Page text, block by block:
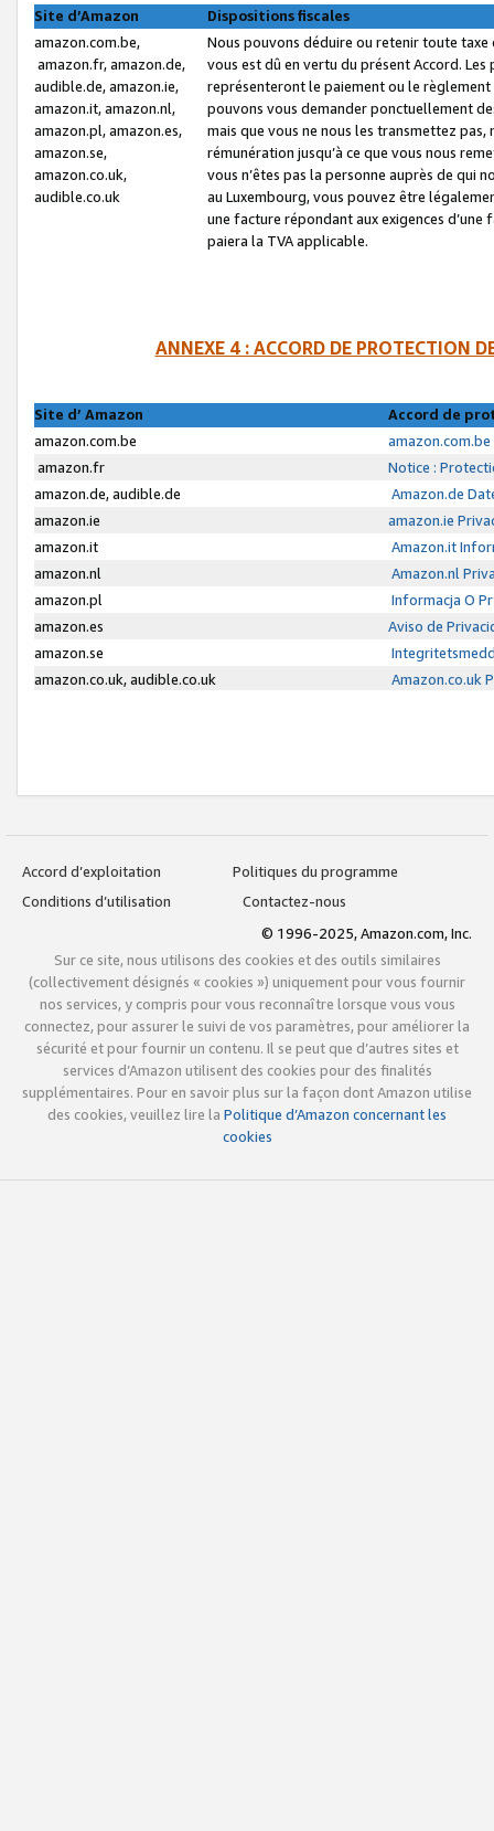
Site d’Amazon
Dispositions fiscales
amazon.com.be,
amazon.fr, amazon.de,
audible.de, amazon.ie,
amazon.it, amazon.nl,
amazon.pl, amazon.es,
amazon.se,
amazon.co.uk,
audible.co.uk
Nous pouvons déduire ou retenir toute
vous est dû en vertu du présent Accord.
représenteront le paiement ou le
pouvons vous demander ponctuellement
mais que vous ne nous les transmettez
rémunération jusqu’à ce que vous nous
vous n’êtes pas la personne auprès de qui
au Luxembourg, vous pouvez être
une facture répondant aux exigences
paiera la TVA applicable.
ANNEXE 4 : ACCORD DE PROTECTION
Site d’ Amazon
Accord de
amazon.com.be
amazon.fr
Notice :
amazon.de, audible.de
Amazon.de
amazon.ie
amazon.ie
amazon.it
Amazon.it
amazon.nl
Amazon.nl
amazon.pl
Informacja O
amazon.es
Aviso de
amazon.se
amazon.co.uk, audible.co.uk
Amazon.co.uk
Accord d’exploitation
Politiques du programme
Conditions d’utilisation
Contactez-nous
© 1996-2025, Amazon.com, Inc.
Sur ce site, nous utilisons des cookies et des outils similaires
(collectivement désignés « cookies ») uniquement pour vous fournir
nos services, y compris pour vous reconnaître lorsque vous vous
connectez, pour assurer le suivi de vos paramètres, pour améliorer la
sécurité et pour fournir un contenu. Il se peut que d’autres sites et
services d’Amazon utilisent des cookies pour des finalités
supplémentaires. Pour en savoir plus sur la façon dont Amazon utilise
des cookies, veuillez lire la Politique d’Amazon concernant les
cookies